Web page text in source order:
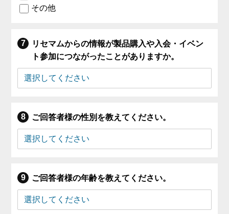
その他
リセマムからの情報が製品購入や入会・イベン
ト参加につながったことがありますか。
ご回答者様の性別を教えてください。
ご回答者様の年齢を教えてください。